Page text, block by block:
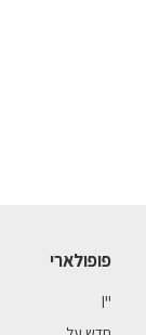
פופולארי
יין